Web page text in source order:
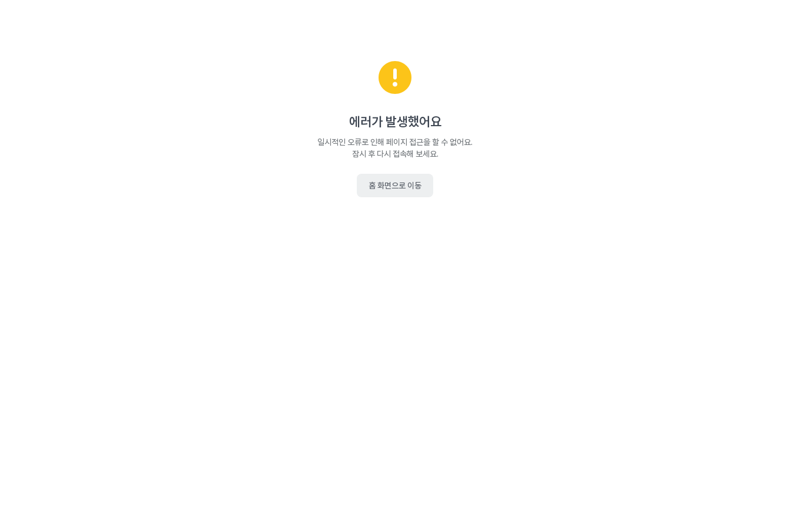
에러가 발생했어요
일시적인 오류로 인해 페이지 접근을 할 수 없어요.
잠시 후 다시 접속해 보세요.
홈 화면으로 이동